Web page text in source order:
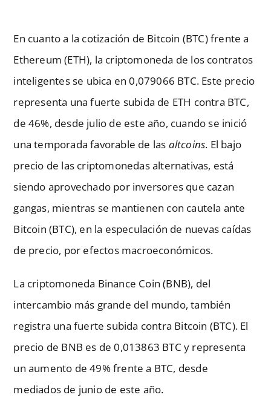
En cuanto a la cotización de Bitcoin (BTC) frente a
Ethereum (ETH), la criptomoneda de los contratos
inteligentes se ubica en 0,079066 BTC. Este precio
representa una fuerte subida de ETH contra BTC,
de 46%, desde julio de este año, cuando se inició
una temporada favorable de las altcoins. El bajo
precio de las criptomonedas alternativas, está
siendo aprovechado por inversores que cazan
gangas, mientras se mantienen con cautela ante
Bitcoin (BTC), en la especulación de nuevas caídas
de precio, por efectos macroeconómicos.
La criptomoneda Binance Coin (BNB), del
intercambio más grande del mundo, también
registra una fuerte subida contra Bitcoin (BTC). El
precio de BNB es de 0,013863 BTC y representa
un aumento de 49% frente a BTC, desde
mediados de junio de este año.